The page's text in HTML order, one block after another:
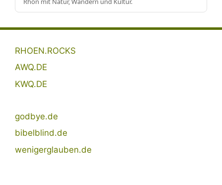
RHOEN.ROCKS
AWQ.DE
KWQ.DE
godbye.de
bibelblind.de
wenigerglauben.de